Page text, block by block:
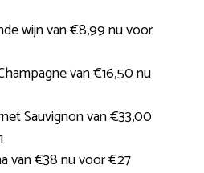
wijn van €8,99 nu voor
van €16,50 nu
Sauvignon van €33,00
van €38 nu voor €27